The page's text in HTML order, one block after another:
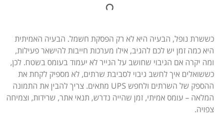
כששרת נופל, הבעיה היא לא רק הפסקת חשמל. הבעיה האמיתית
היא כמה זמן יש לכם להגיב, אילו מערכות חייבות להישאר פעילות,
ומה יקרה אם הגיבוי שחושב על הנייר לא יעמוד בעומס בשטח. לכן,
כששואלים איך לחשב גיבוי לסביבת שרתים, לא מספיק לקחת את
ההספק של השרתים ולחפש UPS מתאים. צריך להבין את התמונה
המלאה – עומס אמיתי, זמן שהייה נדרש, תנאי אתר, שרידות, וצמיחה
צפויה.